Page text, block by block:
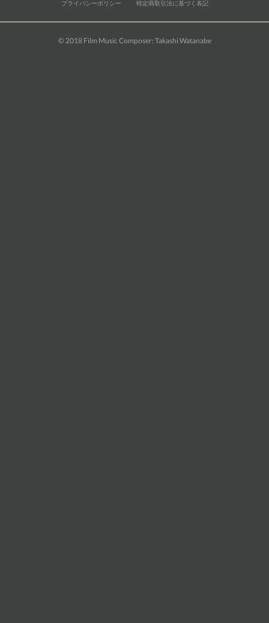
プライバシーポリシー 特定商取引法に基づく表記
© 2018 Film Music Composer: Takashi Watanabe